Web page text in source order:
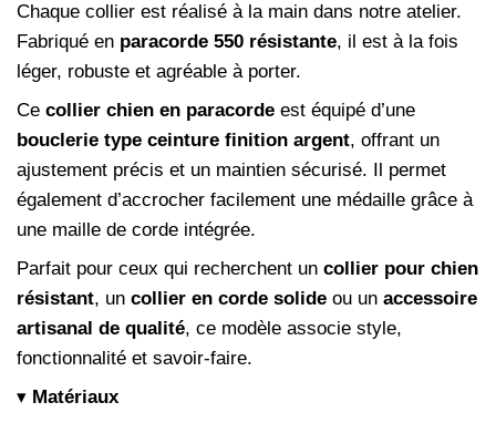
Chaque collier est réalisé à la main dans notre atelier.
Fabriqué en paracorde 550 résistante, il est à la fois
léger, robuste et agréable à porter.
Ce collier chien en paracorde est équipé d’une
bouclerie type ceinture finition argent, offrant un
ajustement précis et un maintien sécurisé. Il permet
également d’accrocher facilement une médaille grâce à
une maille de corde intégrée.
Parfait pour ceux qui recherchent un collier pour chien
résistant, un collier en corde solide ou un accessoire
artisanal de qualité, ce modèle associe style,
fonctionnalité et savoir-faire.
▾ Matériaux